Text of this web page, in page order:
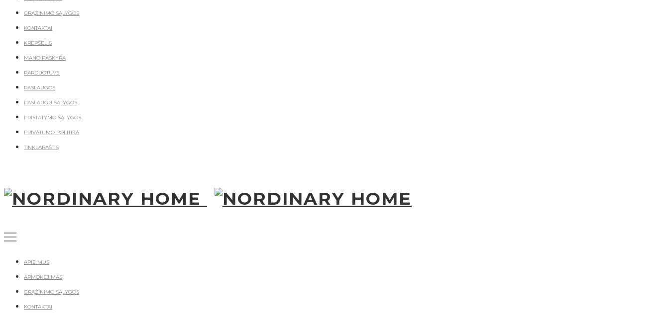
GRĄŽINIMO SĄLYGOS
KONTAKTAI
KREPŠELIS
MANO PASKYRA
PARDUOTUVĖ
PASLAUGOS
PASLAUGŲ SĄLYGOS
PRISTATYMO SĄLYGOS
PRIVATUMO POLITIKA
TINKLARAŠTIS
APIE MUS
APMOKĖJIMAS
GRĄŽINIMO SĄLYGOS
KONTAKTAI